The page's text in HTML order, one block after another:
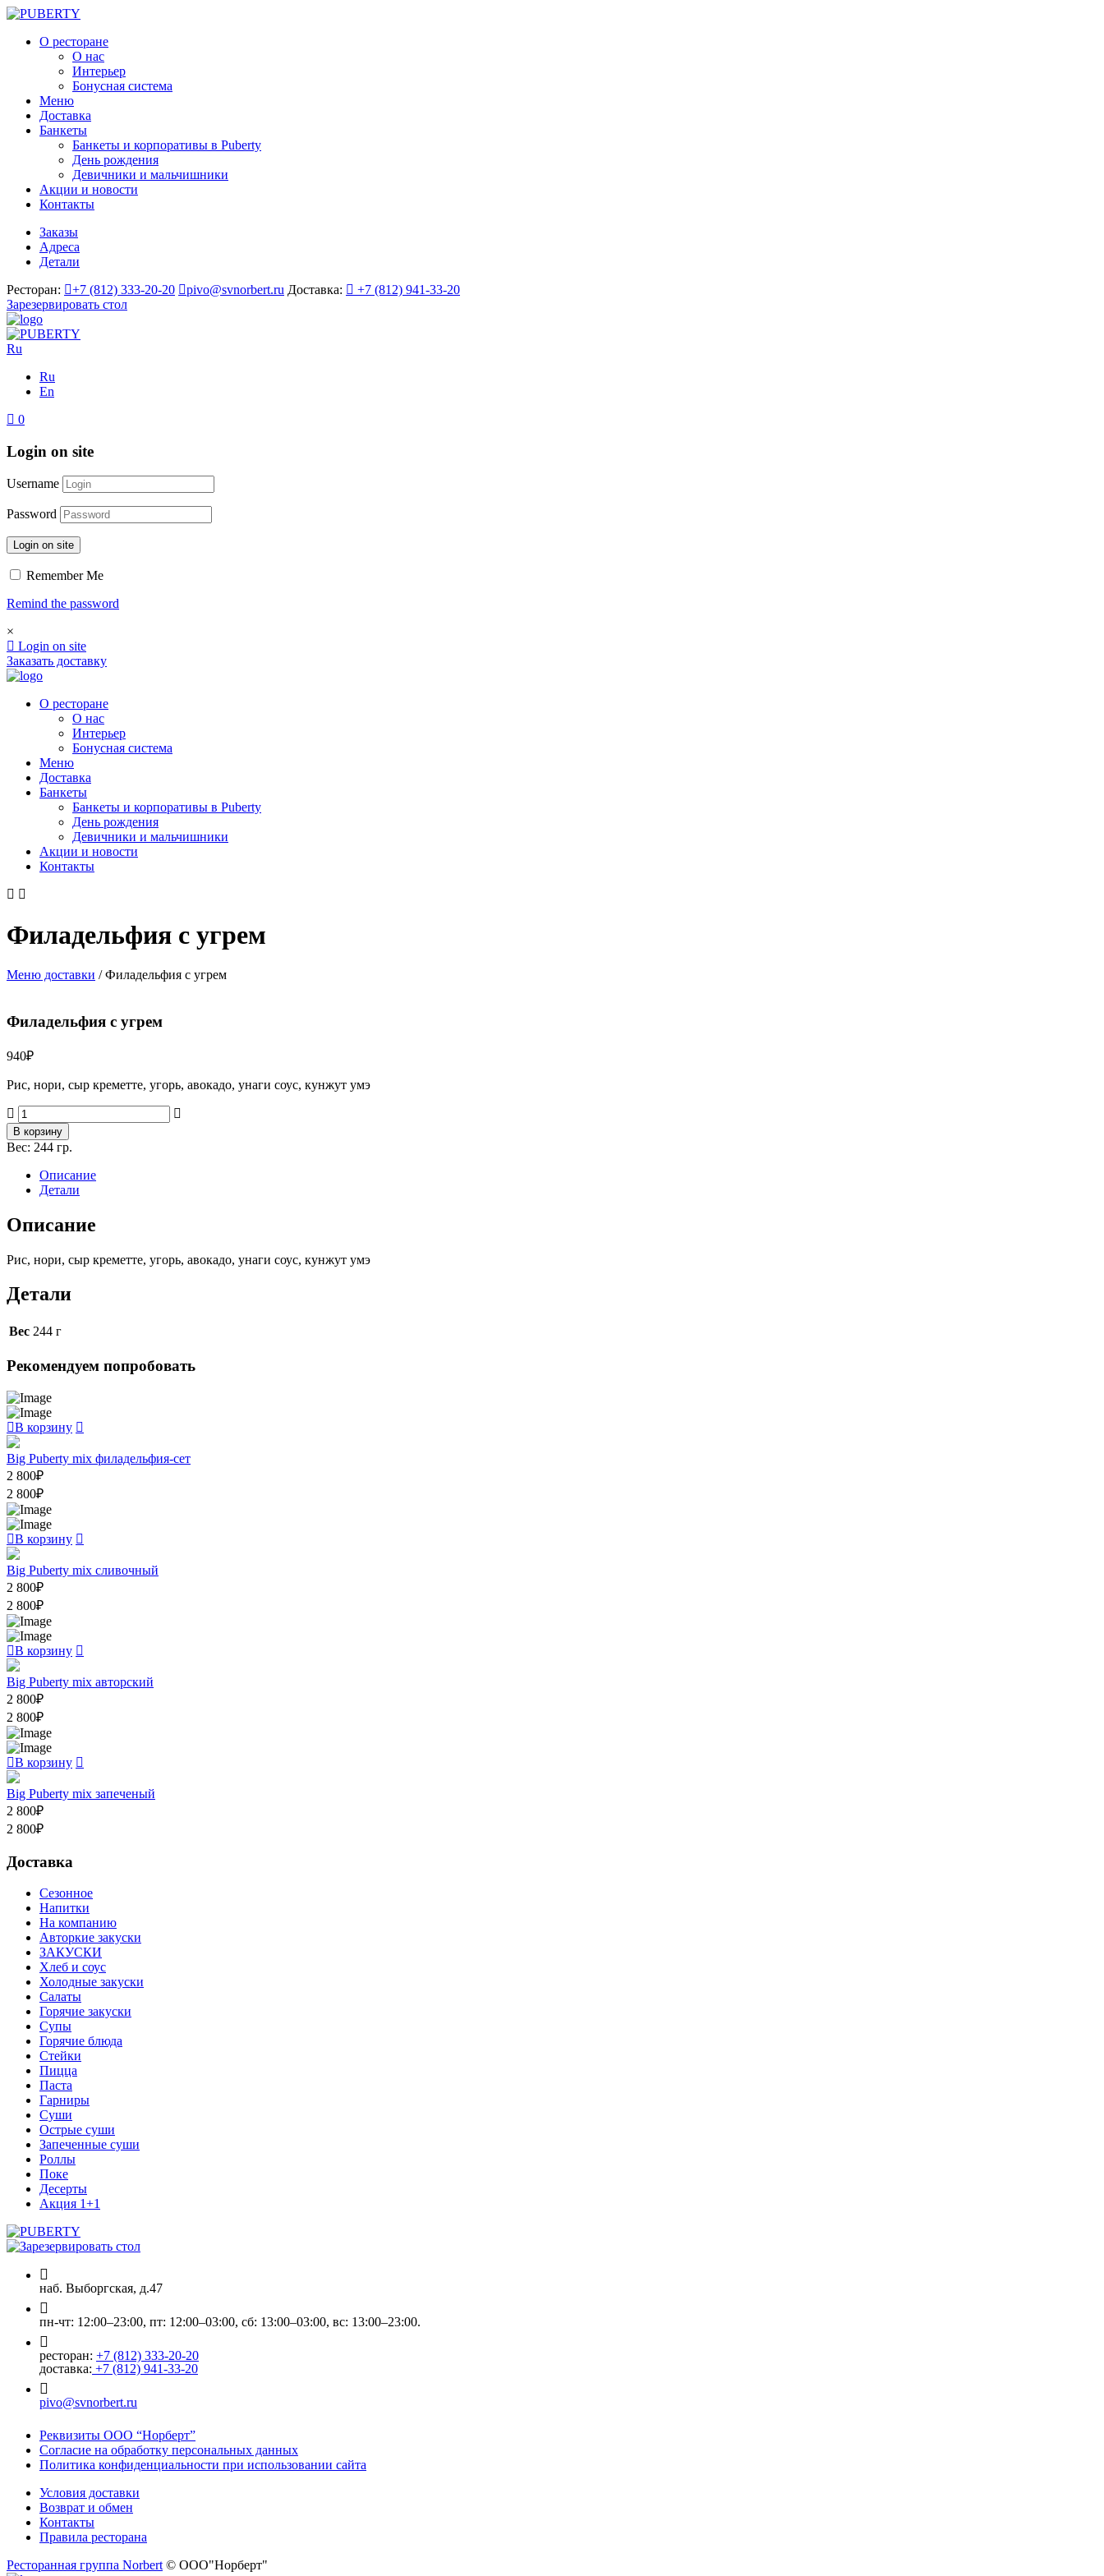
О ресторане
О нас
Интерьер
Бонусная система
Меню
Доставка
Банкеты
Банкеты и корпоративы в Puberty
День рождения
Девичники и мальчишники
Акции и новости
Контакты
Заказы
Адреса
Детали
Ресторан:
+7 (812) 333-20-20 pivo@svnorbert.ru Доставка:
+7 (812) 941-33-20
Зарезервировать стол
Ru
Ru
En
0
Login on site
Username
Password
Login on site
Remember Me
Remind the password
×
Login on site
Заказать доставку
О ресторане
О нас
Интерьер
Бонусная система
Меню
Доставка
Банкеты
Банкеты и корпоративы в Puberty
День рождения
Девичники и мальчишники
Акции и новости
Контакты
Филадельфия с угрем
Меню доставки /Филадельфия с угрем
Филадельфия с угрем
940₽
Рис, нори, сыр креметте, угорь, авокадо, унаги соус, кунжут умэ
Количество
товара
Филадельфия
с
угрем
В корзину
Вес: 244 гр.
Описание
Детали
Описание
Рис, нори, сыр креметте, угорь, авокадо, унаги соус, кунжут умэ
Детали
Вес 244 г
Рекомендуем попробовать
В корзину
Big Puberty mix филадельфия-сет
2 800₽
2 800₽
В корзину
Big Puberty mix сливочный
2 800₽
2 800₽
В корзину
Big Puberty mix авторский
2 800₽
2 800₽
В корзину
Big Puberty mix запеченый
2 800₽
2 800₽
Доставка
Сезонное
Напитки
На компанию
Авторкие закуски
ЗАКУСКИ
Хлеб и соус
Холодные закуски
Салаты
Горячие закуски
Супы
Горячие блюда
Стейки
Пицца
Паста
Гарниры
Суши
Острые суши
Запеченные суши
Роллы
Поке
Десерты
Акция 1+1
наб. Выборгская, д.47
пн-чт: 12:00–23:00, пт: 12:00–03:00, сб: 13:00–03:00, вс: 13:00–23:00.
ресторан: +7 (812) 333-20-20
доставка: +7 (812) 941-33-20
pivo@svnorbert.ru
Реквизиты ООО “Норберт”
Согласие на обработку персональных данных
Политика конфиденциальности при использовании сайта
Условия доставки
Возврат и обмен
Контакты
Правила ресторана
Ресторанная группа Norbert © ООО"Норберт"